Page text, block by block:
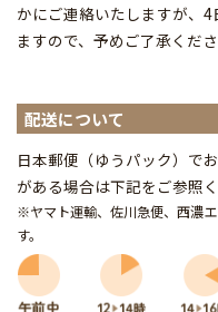
かにご連絡いたしますが、
ますので、予めご了承くださ
配送について
日本郵便（ゆうパック）で
がある場合は下記をご参照く
※ヤマト運輸、佐川急便、西濃
す。